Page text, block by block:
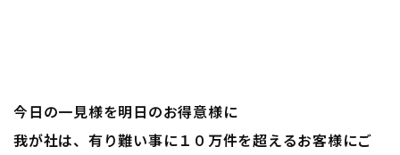
今日の一見様を明日のお得意様に
我が社は、有り難い事に１０万件を超えるお客様にご